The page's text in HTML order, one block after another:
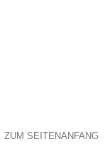
ZUM SEITENANFANG